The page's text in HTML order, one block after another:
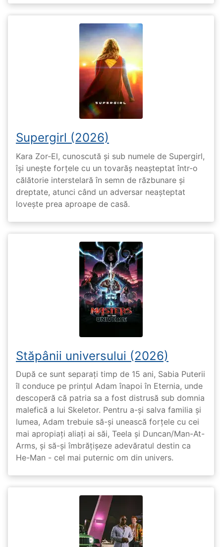
Supergirl (2026)
Kara Zor-El, cunoscută și sub numele de Supergirl,
își unește forțele cu un tovarăș neașteptat într-o
călătorie interstelară în semn de răzbunare și
dreptate, atunci când un adversar neașteptat
lovește prea aproape de casă.
Stăpânii universului (2026)
După ce sunt separați timp de 15 ani, Sabia Puterii
îl conduce pe prințul Adam înapoi în Eternia, unde
descoperă că patria sa a fost distrusă sub domnia
malefică a lui Skeletor. Pentru a-și salva familia și
lumea, Adam trebuie să-și unească forțele cu cei
mai apropiați aliați ai săi, Teela și Duncan/Man-At-
Arms, și să-și îmbrățișeze adevăratul destin ca
He-Man - cel mai puternic om din univers.